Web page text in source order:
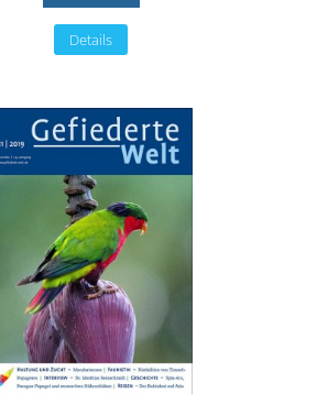
Details